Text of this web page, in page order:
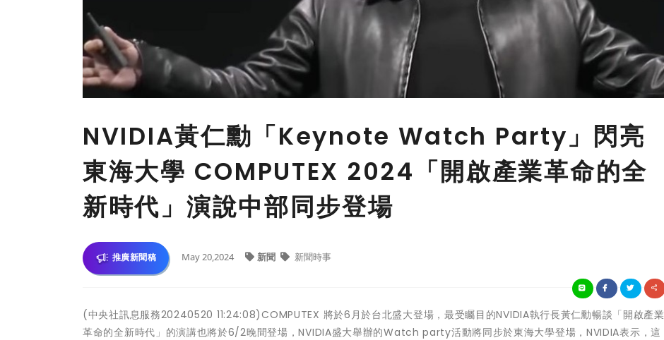
NVIDIA黃仁勳「Keynote Watch Party」閃亮
東海大學 COMPUTEX 2024「開啟產業革命的全
新時代」演說中部同步登場
推廣新聞稿 May 20,2024 新聞 新聞時事
(中央社訊息服務20240520 11:24:08)COMPUTEX 將於6月於台北盛大登場，最受矚目的NVIDIA執行長黃仁勳暢談「開啟產業
革命的全新時代」的演講也將於6/2晚間登場，NVIDIA盛大舉辦的Watch party活動將同步於東海大學登場，NVIDIA表示，這